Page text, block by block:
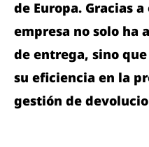
de Europa. Gracias
empresa no solo ha
de entrega, sino
su eficiencia en la
gestión de